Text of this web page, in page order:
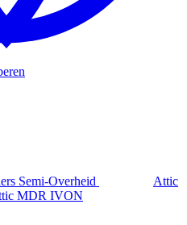
Semi-Overheid
Attic
MDR IVON